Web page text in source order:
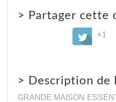
> Partager cette
+1
> Description de
GRANDE MAISON